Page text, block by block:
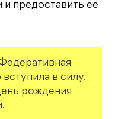
предоставить ее
Федеративная
в силу.
рождения